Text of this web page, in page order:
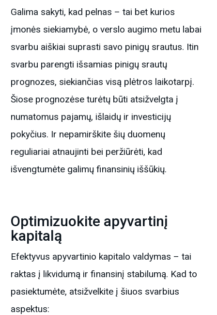
Galima sakyti, kad pelnas – tai bet kurios
įmonės siekiamybė, o verslo augimo metu labai
svarbu aiškiai suprasti savo pinigų srautus. Itin
svarbu parengti išsamias pinigų srautų
prognozes, siekiančias visą plėtros laikotarpį.
Šiose prognozėse turėtų būti atsižvelgta į
numatomus pajamų, išlaidų ir investicijų
pokyčius. Ir nepamirškite šių duomenų
reguliariai atnaujinti bei peržiūrėti, kad
išvengtumėte galimų finansinių iššūkių.
Optimizuokite apyvartinį
kapitalą
Efektyvus apyvartinio kapitalo valdymas – tai
raktas į likvidumą ir finansinį stabilumą. Kad to
pasiektumėte, atsižvelkite į šiuos svarbius
aspektus: